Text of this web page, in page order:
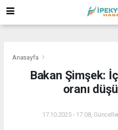
Anasayfa
Bakan Şimşek:
oranı
17.10.2025 - 17:08,